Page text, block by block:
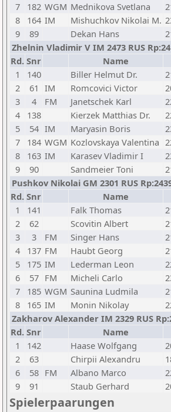
7
182 WGM Mednikova Svetlana
8
164 IM Mishuchkov Nikolai M.
9
89 Dekan Hans
Zhelnin Vladimir V IM 2473 RUS
Rd. Snr Name
1
140 Biller Helmut Dr.
2
61 IM Romcovici Victor
3
4 FM Janetschek Karl
4
138 Kierzek Matthias Dr.
5
54 IM Maryasin Boris
7
184 WGM Kozlovskaya Valentina
8
163 IM Karasev Vladimir I
9
90 Sandmeier Toni
Pushkov Nikolai GM 2301 RUS
Rd. Snr Name
1
141 Falk Thomas
2
62 Scovitin Albert
3
3 FM Singer Hans
4
137 FM Haubt Georg
5
175 IM Lederman Leon
6
57 FM Micheli Carlo
7
185 WGM Saunina Ludmila
8
165 IM Monin Nikolay
Zakharov Alexander IM 2329 RUS
Rd. Snr Name
1
142 Haase Wolfgang
2
63 Chirpii Alexandru
6
58 FM Albano Marco
9
91 Staub Gerhard
Spielerpaarungen